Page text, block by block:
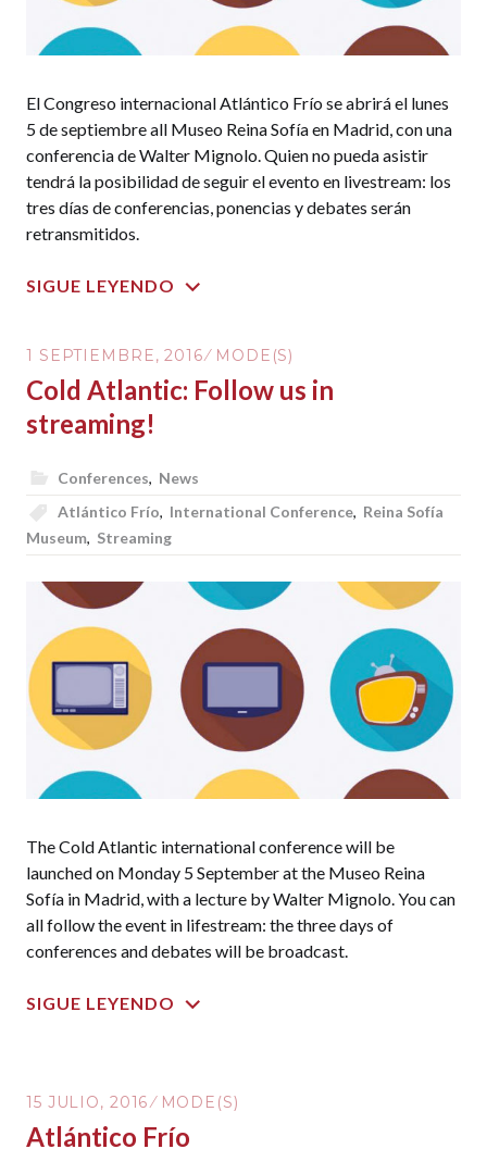
El Congreso internacional Atlántico Frío se abrirá el lunes
5 de septiembre all Museo Reina Sofía en Madrid, con una
conferencia de Walter Mignolo. Quien no pueda asistir
tendrá la posibilidad de seguir el evento en livestream: los
tres días de conferencias, ponencias y debates serán
retransmitidos.
SIGUE LEYENDO
1 SEPTIEMBRE, 2016 MODE(S)
Cold Atlantic: Follow us in
streaming!
Conferences, News
Atlántico Frío, International Conference, Reina Sofía
Museum, Streaming
The Cold Atlantic international conference will be
launched on Monday 5 September at the Museo Reina
Sofía in Madrid, with a lecture by Walter Mignolo. You can
all follow the event in lifestream: the three days of
conferences and debates will be broadcast.
SIGUE LEYENDO
15 JULIO, 2016 MODE(S)
Atlántico Frío